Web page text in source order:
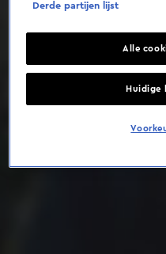
Derde partijen lijst
Alle
Huidige